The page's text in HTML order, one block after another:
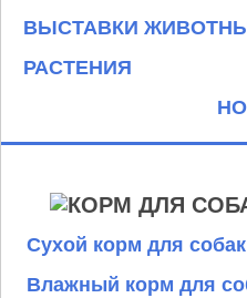
ВЫСТАВКИ
РАСТЕНИЯ
Сухой корм для собак
Влажный корм для